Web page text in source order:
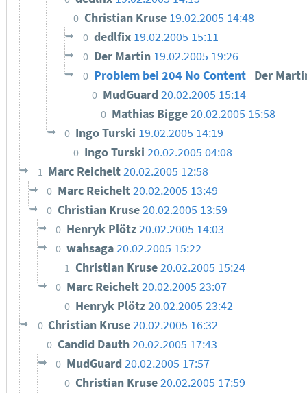
0 Christian Kruse 19.02.2005 14:48
0 dedlfix 19.02.2005 15:11
0 Der Martin 19.02.2005 19:26
0 Problem bei 204 No Content Der
0 MudGuard 20.02.2005 15:14
0 Mathias Bigge20.02.2005 15:58
0 Ingo Turski 19.02.2005 14:19
0 Ingo Turski20.02.2005 04:08
1 Marc Reichelt20.02.2005 12:58
0 Marc Reichelt20.02.2005 13:49
0 Christian Kruse20.02.2005 13:59
0 Henryk Plötz20.02.2005 14:03
0 wahsaga20.02.2005 15:22
1 Christian Kruse20.02.2005 15:24
0 Marc Reichelt20.02.2005 23:07
0 Henryk Plötz20.02.2005 23:42
0 Christian Kruse20.02.2005 16:32
0 Candid Dauth20.02.2005 17:43
0 MudGuard 20.02.2005 17:57
0 Christian Kruse20.02.2005 17:59